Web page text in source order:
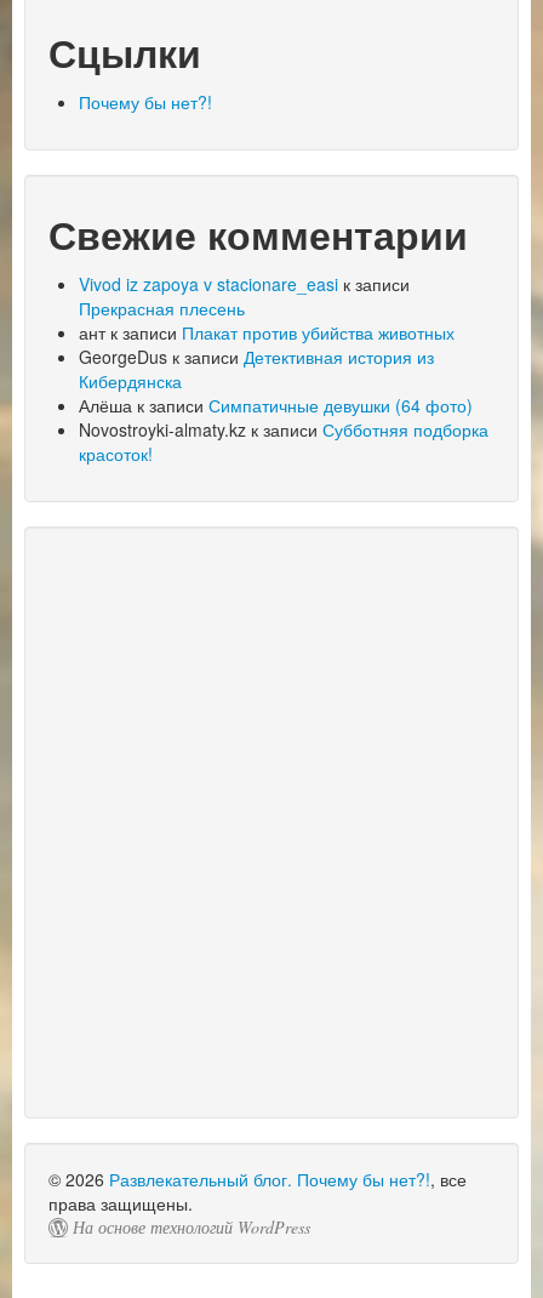
Сцылки
Почему бы нет?!
Свежие комментарии
Vivod iz zapoya v stacionare_easi к записи
Прекрасная плесень
антк записи Плакат против убийства животных
GeorgeDus к записи Детективная история из
Кибердянска
Алёша к записи Симпатичные девушки (64 фото)
Novostroyki-almaty.kz к записи Субботняя подборка
красоток!
© 2026 Развлекательный блог. Почему бы нет?!, все
права защищены.
На основе технологий WordPress